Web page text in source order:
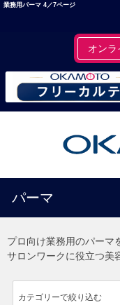
業務用パーマ 4／7ページ
オン
パーマ
プロ向け業務用のパーマ
サロンワークに役立つ美
カテゴリーで絞り込む